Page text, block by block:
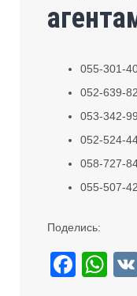
055-301-
052-639-
053-342-
052-524-
058-727-
055-507-
Поделись:
F
W